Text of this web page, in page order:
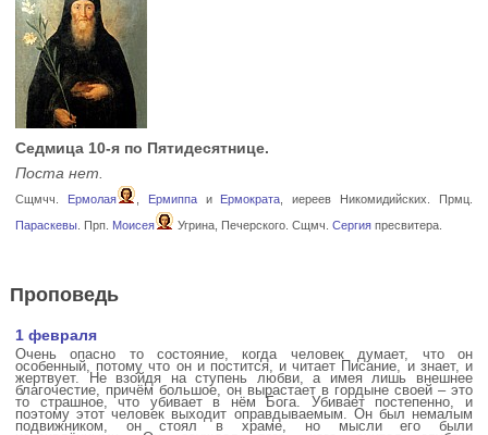
Седмица 10-я по Пятидесятнице.
Поста нет.
Сщмчч. Ермолая Ермиппаи Ермократа , иереев Никомидийских. Прмц.
Параскевы. Прп. Моисея Угрина, Печерского. Сщмч. Сергияпресвитера.
Проповедь
1 февраля
Очень опасно то состояние, когда человек думает, что он
особенный, потому что он и постится, и читает Писание, и знает, и
жертвует. Не взойдя на ступень любви, а имея лишь внешнее
благочестие, причём большое, он вырастает в гордыне своей – это
то страшное, что убивает в нём Бога. Убивает постепенно, и
поэтому этот человек выходит оправдываемым. Он был немалым
подвижником, он стоял в храме, но мысли его были